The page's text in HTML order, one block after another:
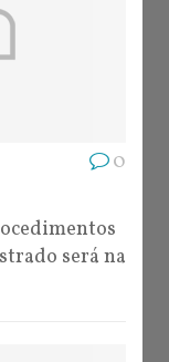
0
será na